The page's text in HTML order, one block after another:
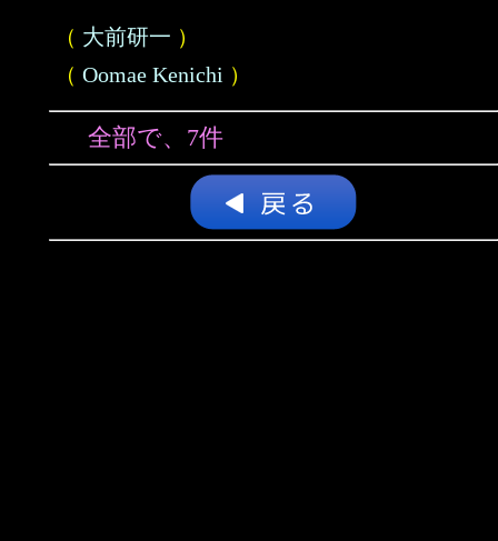
（ 大前研一 ）
（ Oomae Kenichi ）
全部で、7件